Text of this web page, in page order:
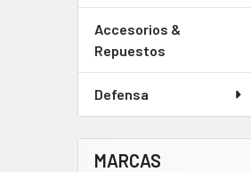
Accesorios &
Repuestos
Defensa
MARCAS